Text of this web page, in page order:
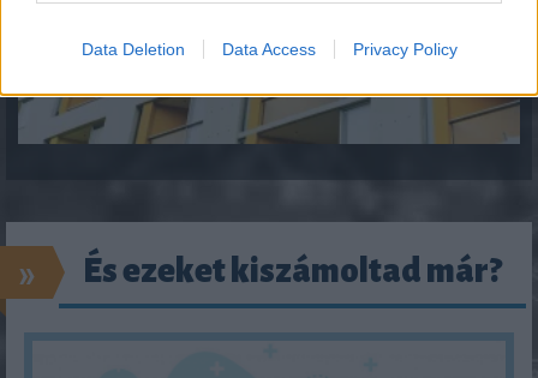
Data Deletion Data Access Privacy Policy
» És ezeket kiszámoltad már?